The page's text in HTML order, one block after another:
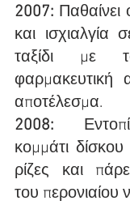
2007: Παθαίνει
και
ταξίδι με
φαρμακευτική
αποτέλεσμα.
2008:
κομμάτι
ρίζες και
του περονιαίου